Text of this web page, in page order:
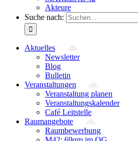
Akteure
Suche nach:
Aktuelles
Newsletter
Blog
Bulletin
Veranstaltungen
Veranstaltung planen
Veranstaltungskalender
Café Leitstelle
Raumangebote
Raumbewerbung